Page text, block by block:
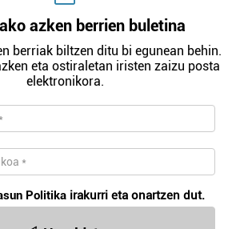
azken berrien buletina
berriak biltzen ditu bi egunean behin.
eta ostiraletan iristen zaizu posta
elektronikora.
Politika irakurri eta onartzen dut.